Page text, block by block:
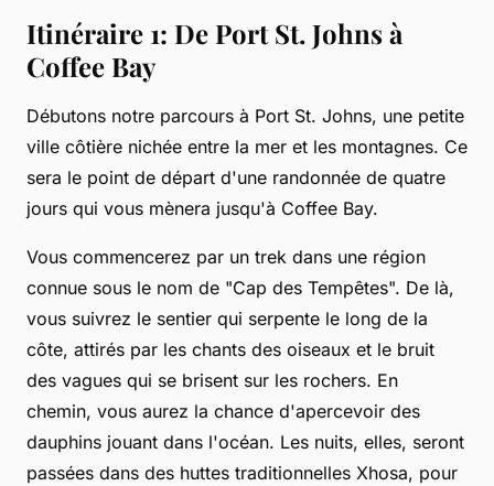
Itinéraire 1: De Port St. Johns à
Coffee Bay
Débutons notre parcours à Port St. Johns, une petite
ville côtière nichée entre la mer et les montagnes. Ce
sera le point de départ d'une randonnée de quatre
jours qui vous mènera jusqu'à Coffee Bay.
Vous commencerez par un trek dans une région
connue sous le nom de "Cap des Tempêtes". De là,
vous suivrez le sentier qui serpente le long de la
côte, attirés par les chants des oiseaux et le bruit
des vagues qui se brisent sur les rochers. En
chemin, vous aurez la chance d'apercevoir des
dauphins jouant dans l'océan. Les nuits, elles, seront
passées dans des huttes traditionnelles Xhosa, pour